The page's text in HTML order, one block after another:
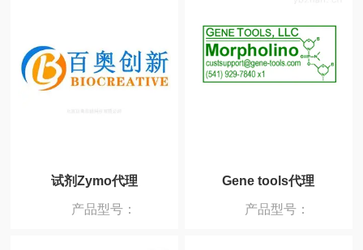
试剂Zymo代理
产品型号：
Gene tools代理
产品型号：